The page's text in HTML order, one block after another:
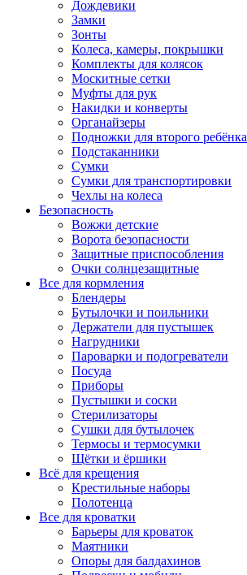
Дождевики
Замки
Зонты
Колеса, камеры, покрышки
Комплекты для колясок
Москитные сетки
Муфты для рук
Накидки и конверты
Органайзеры
Подножки для второго ребёнка
Подстаканники
Сумки
Сумки для транспортировки
Чехлы на колеса
Безопасность
Вожжи детские
Ворота безопасности
Защитные приспособления
Очки солнцезащитные
Все для кормления
Блендеры
Бутылочки и поильники
Держатели для пустышек
Нагрудники
Пароварки и подогреватели
Посуда
Приборы
Пустышки и соски
Стерилизаторы
Сушки для бутылочек
Термосы и термосумки
Щётки и ёршики
Всё для крещения
Крестильные наборы
Полотенца
Все для кроватки
Барьеры для кроваток
Маятники
Опоры для балдахинов